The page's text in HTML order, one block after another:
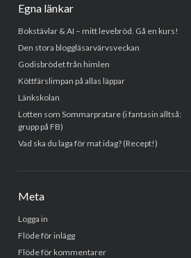
Egna länkar
Bokstävlar & AI – mitt levebröd. Gå en kurs!
Den stora bloggläsarvärvsveckan
Godisbrödet från himlen
Köttfärslimpan på allas läppar
Länkskolan
Lotten som Sommarpratare (i fantasin alltså:
grupp på FB)
Vad ska du laga för mat idag? (Recept!)
Meta
Logga in
Flöde för inlägg
Flöde för kommentarer